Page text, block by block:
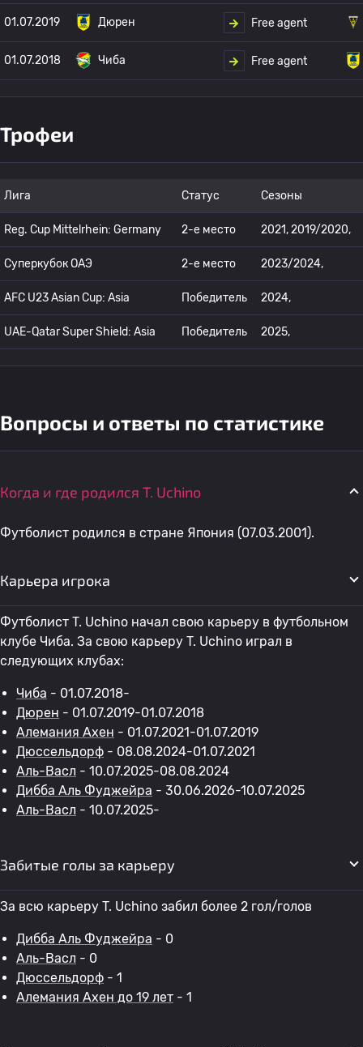
01.07.2019 Дюрен Free agent
01.07.2018 Чиба Free agent
Трофеи
Лига Статус Сезоны
Reg. Cup Mittelrhein: Germany 2-е место 2021, 2019/2020,
Суперкубок ОАЭ 2-е место 2023/2024,
AFC U23 Asian Cup: Asia Победитель 2024,
UAE-Qatar Super Shield: Asia Победитель 2025,
Вопросы и ответы по статистике
Когда и где родился T. Uchino
Футболист родился в стране Япония (07.03.2001).
Карьера игрока
Футболист T. Uchino начал свою карьеру в футбольном
клубе Чиба. За свою карьеру T. Uchino играл в
следующих клубах:
Чиба - 01.07.2018-
Дюрен - 01.07.2019-01.07.2018
Алемания Ахен - 01.07.2021-01.07.2019
Дюссельдорф - 08.08.2024-01.07.2021
Аль-Васл - 10.07.2025-08.08.2024
Дибба Аль Фуджейра - 30.06.2026-10.07.2025
Аль-Васл - 10.07.2025-
Забитые голы за карьеру
За всю карьеру T. Uchino забил более 2 гол/голов
Дибба Аль Фуджейра - 0
Аль-Васл - 0
Дюссельдорф - 1
Алемания Ахен до 19 лет - 1